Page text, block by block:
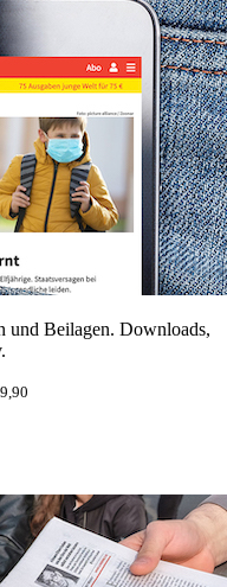
und Beilagen. Downloads,